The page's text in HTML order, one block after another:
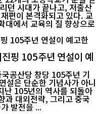
던 시대가 끝나고, 저출산
편이 본격화되고 있다. 교
대에서 교육의 질 향상으로
핑 105주년 연설이 예
공산당 창당 105주년 기
설은 단순한 기념사가 아니
난 105년의 역사를 되돌아
과 대외전략, 그리고 중국
발전을 ...